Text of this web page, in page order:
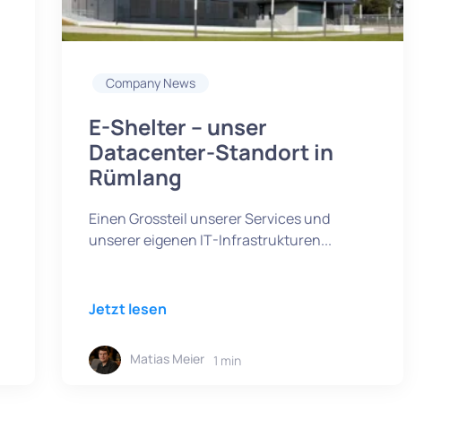
Company News
E-Shelter – unser
Datacenter-Standort in
Rümlang
Einen Grossteil unserer Services und
unserer eigenen IT-Infrastrukturen...
Jetzt lesen
Matias Meier 1 min